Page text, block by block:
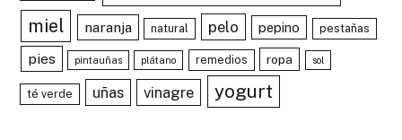
miel naranja natural pelo pepino pestañas
pies pintauñas plátano remedios ropa sol
té verde uñas vinagre yogurt